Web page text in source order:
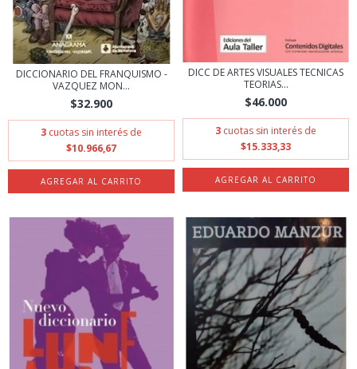
DICCIONARIO DEL FRANQUISMO -
VAZQUEZ MON...
$32.900
3 cuotas sin interés de
$10.966,67
DICC DE ARTES VISUALES TECNICAS
TEORIAS...
$46.000
3 cuotas sin interés de
$15.333,33